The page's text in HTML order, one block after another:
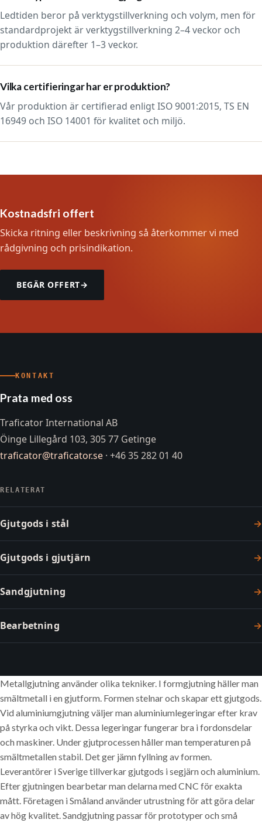
Ledtiden beror på verktygstillverkning och volym, men för
standardprojekt är verktygstillverkning 2–4 veckor och
produktion därefter 1–3 veckor.
Vilka certifieringar har er produktion?
Vår produktion är certifierad enligt ISO 9001:2015, TS EN
16949 och ISO 14001 för kvalitet och miljö.
Kostnadsfri offert
Skicka ritning eller beskrivning så återkommer vi med
rådgivning och prisindikation.
BEGÄR OFFERT→
KONTAKT
Prata med oss
Traficator International AB
Öinge Lillegård 103, 305 77 Getinge
traficator@traficator.se · +46 35 282 01 40
RELATERAT
Gjutgods i stål →
Gjutgods i gjutjärn →
Sandgjutning →
Bearbetning →
Metallgjutning använder olika tekniker. I formgjutning häller man
smältmetall i en gjutform. Formen stelnar och skapar ett gjutgods.
Vid aluminiumgjutning väljer man aluminiumlegeringar efter krav
på styrka och vikt. Dessa legeringar fungerar bra i fordonsdelar
och maskiner. Under gjutprocessen håller man temperaturen på
smältmetallen stabil. Det ger jämn fyllning av formen.
Leverantörer i Sverige tillverkar gjutgods i segjärn och aluminium.
Efter gjutningen bearbetar man delarna med CNC för exakta
mått. Företagen i Småland använder utrustning för att göra delar
av hög kvalitet. Sandgjutning passar för prototyper och små